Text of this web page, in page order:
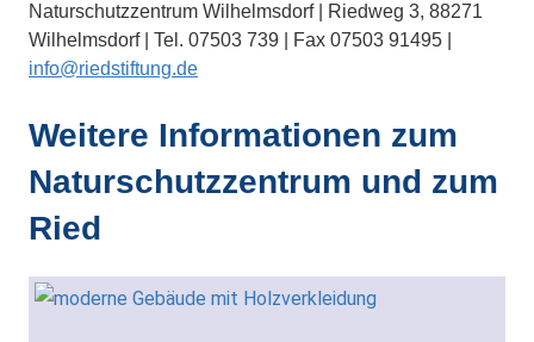
Naturschutzzentrum Wilhelmsdorf | Riedweg 3, 88271
Wilhelmsdorf | Tel. 07503 739 | Fax 07503 91495 |
info@riedstiftung.de
Weitere Informationen zum
Naturschutzzentrum und zum
Ried